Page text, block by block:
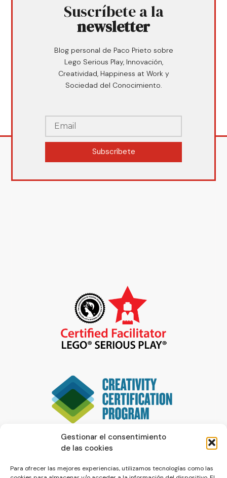
Gestionar el consentimiento
de las cookies
Para ofrecer las mejores experiencias, utilizamos tecnologías como las
Suscríbete a la
newsletter
Blog personal de Paco Prieto sobre
Lego Serious Play, Innovación,
Creatividad, Happiness at Work y
Sociedad del Conocimiento.
Subscríbete